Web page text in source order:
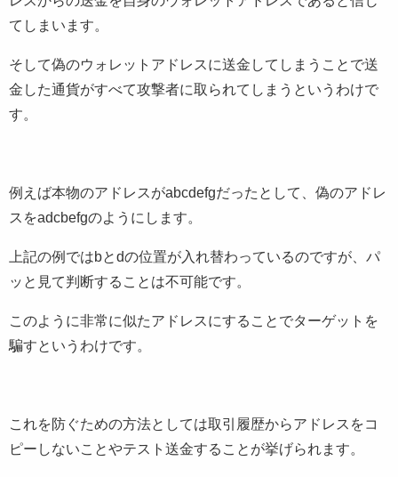
てしまいます。
そして偽のウォレットアドレスに送金してしまうことで送
金した通貨がすべて攻撃者に取られてしまうというわけで
す。
例えば本物のアドレスがabcdefgだったとして、偽のアドレ
スをadcbefgのようにします。
上記の例ではbとdの位置が入れ替わっているのですが、パ
ッと見て判断することは不可能です。
このように非常に似たアドレスにすることでターゲットを
騙すというわけです。
これを防ぐための方法としては取引履歴からアドレスをコ
ピーしないことやテスト送金することが挙げられます。